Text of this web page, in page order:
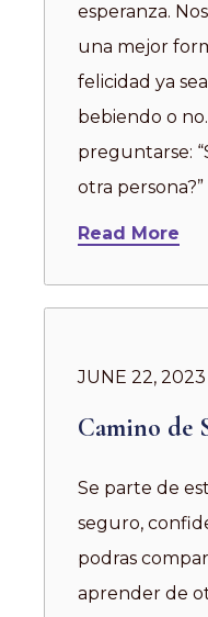
esperanza.
una mejor
felicidad ya
bebiendo o
preguntarse:
otra persona?”
Read More
JUNE 22, 2023
Camino de
Se parte de
seguro,
podras
aprender de